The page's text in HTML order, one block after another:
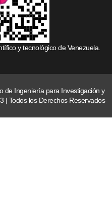
y tecnológico de Venezuela.
de Ingeniería para Investigación y
| Todos los Derechos Reservados